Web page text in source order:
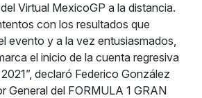
Virtual MexicoGP a la distancia.
con los resultados que
evento y a la vez entusiasmados,
el inicio de la cuenta regresiva
declaró Federico González
General del FORMULA 1 GRAN